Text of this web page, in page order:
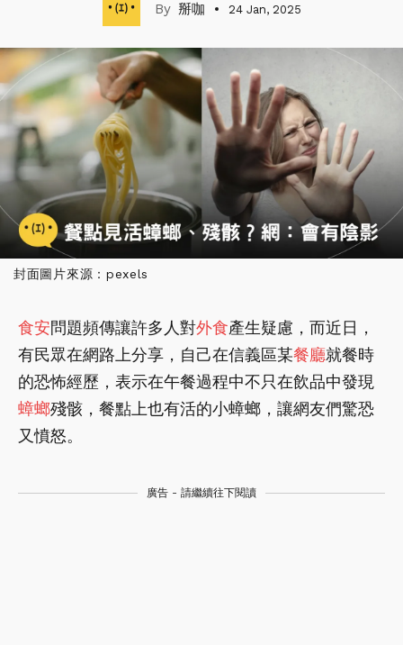
掰咖 24 Jan, 2025
封面圖片來源：pexels
食安問題頻傳讓許多人對外食產生疑慮，而近日，
有民眾在網路上分享，自己在信義區某餐廳就餐時
的恐怖經歷，表示在午餐過程中不只在飲品中發現
蟑螂殘骸，餐點上也有活的小蟑螂，讓網友們驚恐
又憤怒。
廣告 - 請繼續往下閱讀